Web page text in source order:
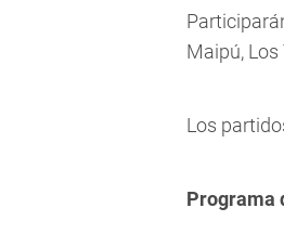
Maipú,
Los
Programa